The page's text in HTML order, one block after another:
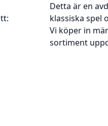
Detta är en
klassiska spel
Vi köper in
sortiment